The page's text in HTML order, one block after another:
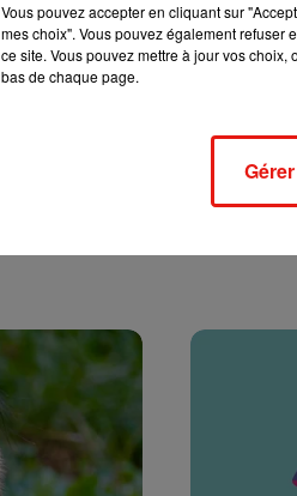
Vous pouvez accepter en cliquant sur
mes choix". Vous pouvez également refuser
ce site. Vous pouvez mettre à jour vos
bas de chaque page.